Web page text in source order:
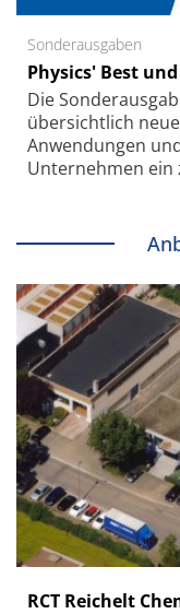
Sonderausgaben
Physics' Best
Die
übersichtlich
Anwendungen
Unternehmen ein
RCT Reichelt